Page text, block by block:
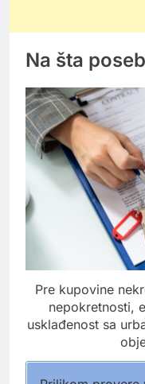
Na šta
Pre kupovine
nepokretnosti,
usklađenost sa